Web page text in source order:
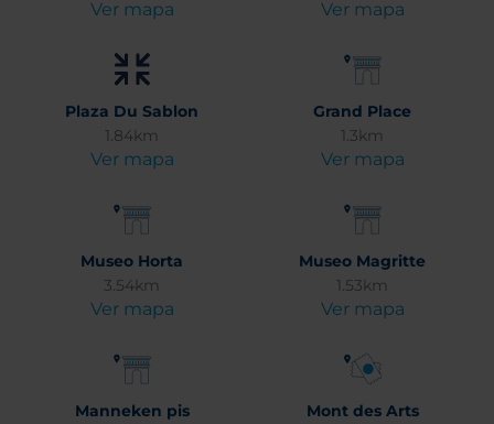
Ver mapa Ver mapa
Plaza Du Sablon
1.84km
Ver mapa
Grand Place
1.3km
Ver mapa
Museo Horta
3.54km
Ver mapa
Museo Magritte
1.53km
Ver mapa
Manneken pis
Mont des Arts